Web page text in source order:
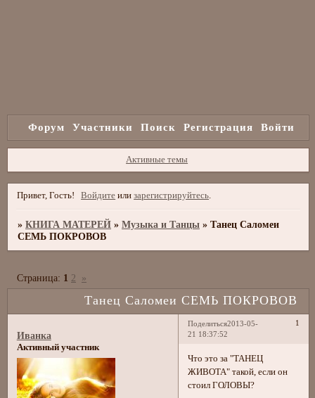
Форум Участники Поиск Регистрация Войти
Активные темы
Привет, Гость! Войдите илизарегистрируйтесь
»КНИГА МАТЕРЕЙ »Музыка и Танцы »Танец Саломеи
СЕМЬ ПОКРОВОВ
Танец Саломеи СЕМЬ ПОКРОВОВ
Страница: 1 2 »
Поделиться 1
2013-05-
21 18:37:52
Иванка
Активный участник
Что это за "ТАНЕЦ
ЖИВОТА" такой, если он
стоил ГОЛОВЫ?